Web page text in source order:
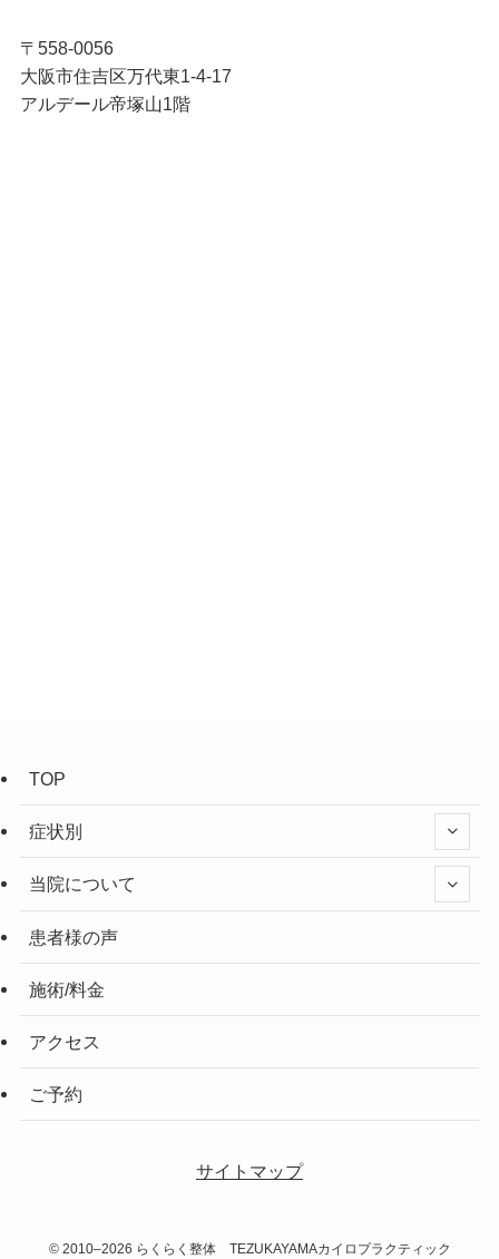
〒558-0056
大阪市住吉区万代東1-4-17
アルデール帝塚山1階
TOP
症状別
当院について
患者様の声
施術/料金
アクセス
ご予約
サイトマップ
©2010–2026 らくらく整体 TEZUKAYAMAカイロプラクティック